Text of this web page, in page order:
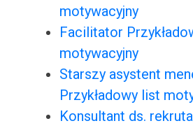
motywacyjny
Facilitator
motywacyjny
Starszy asystent
Przykładowy list
Konsultant ds.